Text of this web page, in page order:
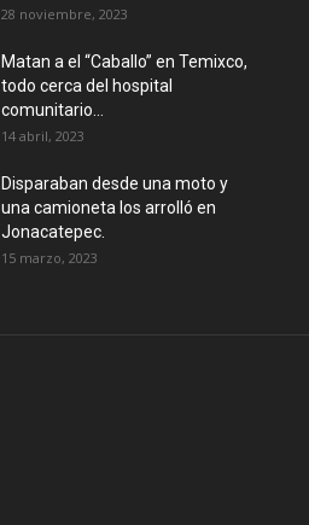
28 noviembre, 2023
Matan a el “Caballo” en Temixco,
todo cerca del hospital
comunitario...
14 abril, 2023
Disparaban desde una moto y
una camioneta los arrolló en
Jonacatepec.
15 marzo, 2023